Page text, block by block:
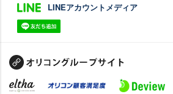
LINEアカウントメディア